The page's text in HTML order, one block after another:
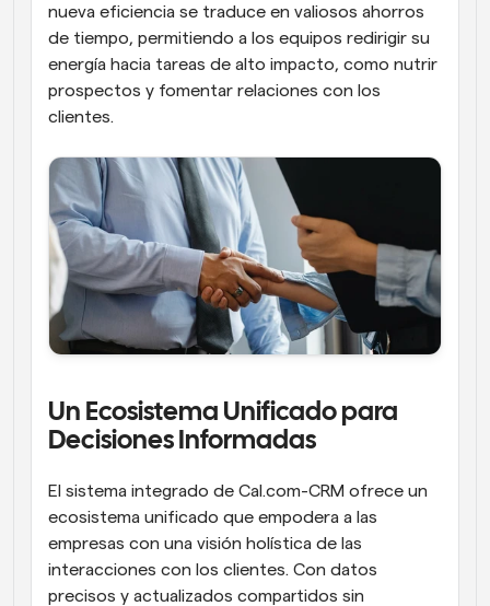
nueva eficiencia se traduce en valiosos ahorros
de tiempo, permitiendo a los equipos redirigir su
energía hacia tareas de alto impacto, como nutrir
prospectos y fomentar relaciones con los
clientes.
Un Ecosistema Unificado para
Decisiones Informadas
El sistema integrado de Cal.com-CRM ofrece un
ecosistema unificado que empodera a las
empresas con una visión holística de las
interacciones con los clientes. Con datos
precisos y actualizados compartidos sin